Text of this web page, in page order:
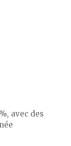
avec des